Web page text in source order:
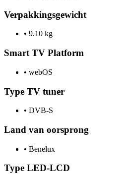
Verpakkingsgewicht
• 9.10 kg
Smart TV Platform
• webOS
Type TV tuner
• DVB-S
Land van oorsprong
• Benelux
Type LED-LCD